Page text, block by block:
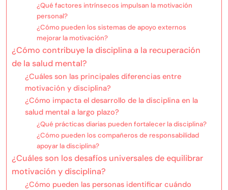
¿Qué factores intrínsecos impulsan la motivación
personal?
¿Cómo pueden los sistemas de apoyo externos
mejorar la motivación?
¿Cómo contribuye la disciplina a la recuperación
de la salud mental?
¿Cuáles son las principales diferencias entre
motivación y disciplina?
¿Cómo impacta el desarrollo de la disciplina en la
salud mental a largo plazo?
¿Qué prácticas diarias pueden fortalecer la disciplina?
¿Cómo pueden los compañeros de responsabilidad
apoyar la disciplina?
¿Cuáles son los desafíos universales de equilibrar
motivación y disciplina?
¿Cómo pueden las personas identificar cuándo